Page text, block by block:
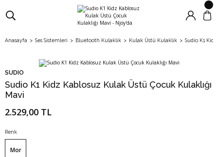
Anasayfa Ses Sistemleri Bluetooth Kulaklık Kulak Üstü Kulaklık Sudio K1
SUDIO
Sudio K1 Kidz Kablosuz Kulak Üstü Çocuk Kulaklığı
Mavi
2.529,00 TL
Renk
Mor